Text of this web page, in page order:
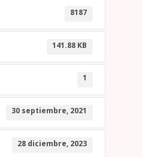
8187
141.88 KB
1
30 septiembre, 2021
28 diciembre, 2023